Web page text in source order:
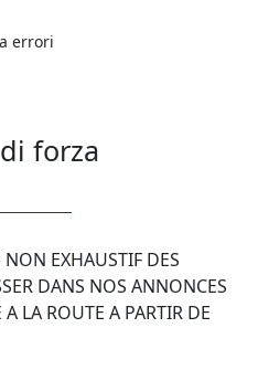
errori
forza
DANS NOS ANNONCES
LA ROUTE A PARTIR DE